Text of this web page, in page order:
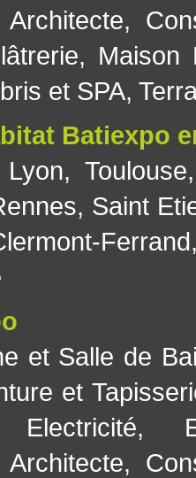
Architecte,
, Maison
et SPA,
Batiexpo
Lyon, Toulouse
, Saint
Ferrand
et Salle de
et
Electricité,
Architecte,